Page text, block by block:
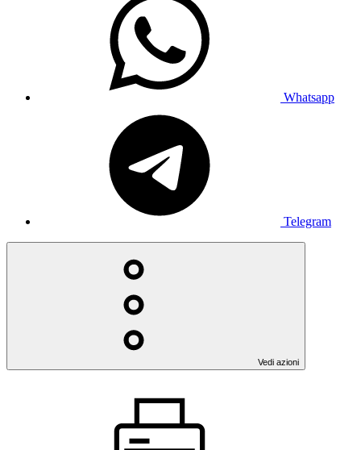
Whatsapp
Telegram
Vedi azioni